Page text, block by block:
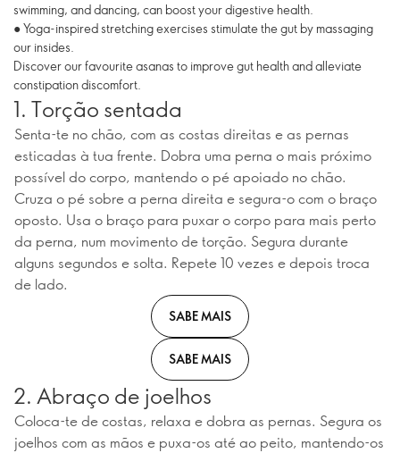
swimming, and dancing, can boost your digestive health.
● Yoga-inspired stretching exercises stimulate the gut by massaging
our insides.
Discover our favourite asanas to improve gut health and alleviate
constipation discomfort.
1. Torção sentada
Senta-te no chão, com as costas direitas e as pernas
esticadas à tua frente. Dobra uma perna o mais próximo
possível do corpo, mantendo o pé apoiado no chão.
Cruza o pé sobre a perna direita e segura-o com o braço
oposto. Usa o braço para puxar o corpo para mais perto
da perna, num movimento de torção. Segura durante
alguns segundos e solta. Repete 10 vezes e depois troca
de lado.
SABE MAIS
SABE MAIS
2. Abraço de joelhos
Coloca-te de costas, relaxa e dobra as pernas. Segura os
joelhos com as mãos e puxa-os até ao peito, mantendo-os